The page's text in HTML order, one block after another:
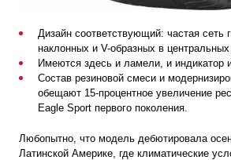
Дизайн соответствующий: частая сеть
наклонных и V-образных в центральных
Имеются здесь и ламели, и индикатор
Состав резиновой смеси и
обещают 15-процентное увеличение
Eagle Sport первого поколения.
Любопытно, что модель дебютировала
Латинской Америке, где климатические